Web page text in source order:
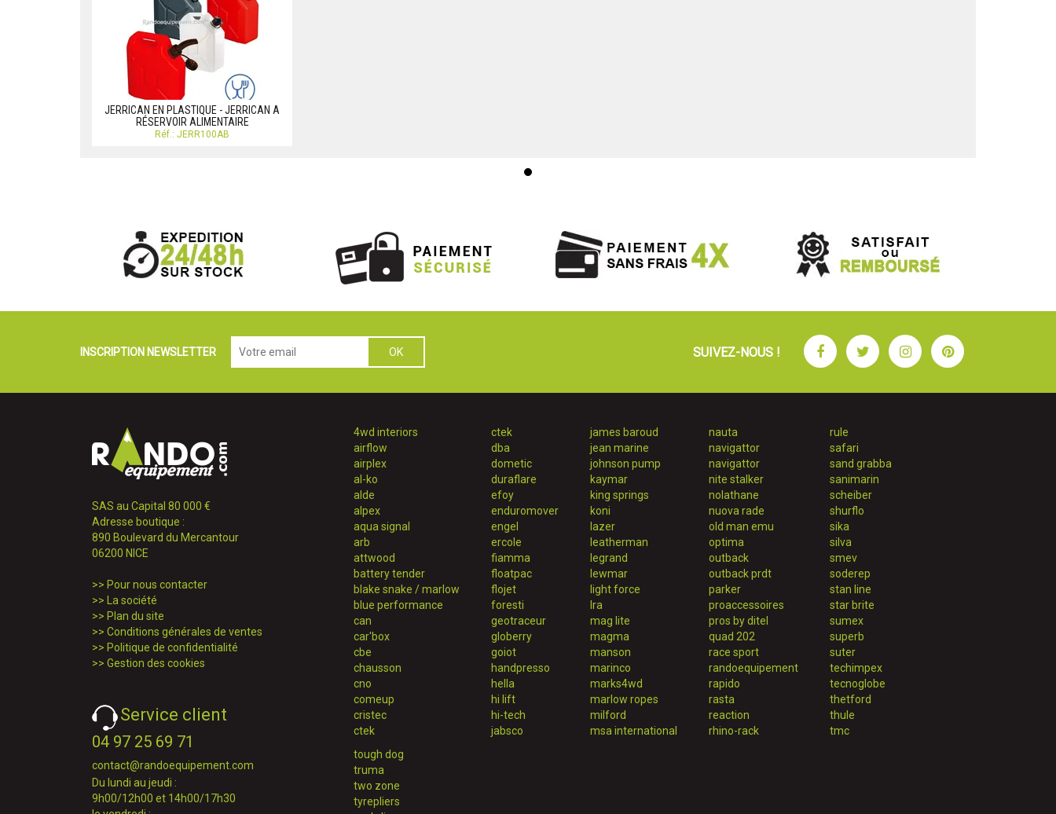
JERRICAN EN PLASTIQUE - JERRICAN A
RÉSERVOIR ALIMENTAIRE
Réf.: JERR100AB
INSCRIPTION NEWSLETTER SUIVEZ-NOUS ! FacebookTwitterInstagramPinterest
SAS au Capital 80 000 €
Adresse boutique :
890 Boulevard du Mercantour
06200 NICE
>> Pour nous contacter
>> La société
>> Plan du site
>> Conditions générales de ventes
>> Politique de confidentialité
>> Gestion des cookies
Service client
04 97 25 69 71
contact@randoequipement.com
Du lundi au jeudi :
9h00/12h00 et 14h00/17h30
4wd interiors
airflow
airplex
al-ko
alde
alpex
aqua signal
arb
attwood
battery tender
blake snake / marlow
blue performance
can
car'box
cbe
chausson
cno
comeup
cristec
ctek
ctek
dba
dometic
duraflare
efoy
enduromover
engel
ercole
fiamma
floatpac
flojet
foresti
geotraceur
globerry
goiot
handpresso
hella
hi lift
hi-tech
jabsco
james baroud
jean marine
johnson pump
kaymar
king springs
koni
lazer
leatherman
legrand
lewmar
light force
lra
mag lite
magma
manson
marinco
marks4wd
marlow ropes
milford
msa international
nauta
navigattor
navigattor
nite stalker
nolathane
nuova rade
old man emu
optima
outback
outback prdt
parker
proaccessoires
pros by ditel
quad 202
race sport
randoequipement
rapido
rasta
reaction
rhino-rack
rule
safari
sand grabba
sanimarin
scheiber
shurflo
sika
silva
smev
soderep
stan line
star brite
sumex
superb
suter
techimpex
tecnoglobe
thetford
thule
tmc
tough dog
truma
two zone
tyrepliers